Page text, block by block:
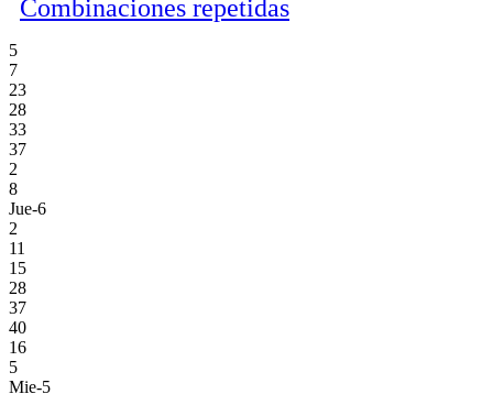
Combinaciones repetidas
5
7
23
28
33
37
2
8
Jue-6
2
11
15
28
37
40
16
5
Mie-5